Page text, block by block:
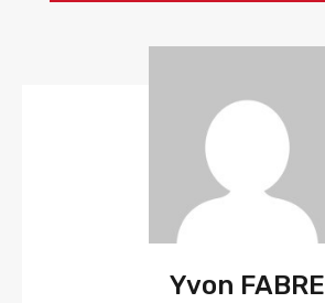
Yvon FABRE